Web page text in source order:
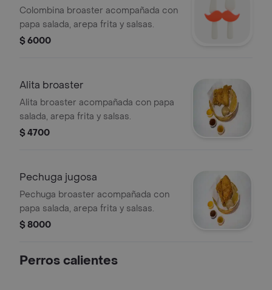
Colombina broaster acompañada con
papa salada, arepa frita y salsas.
$ 6000
Alita broaster
Alita broaster acompañada con papa
salada, arepa frita y salsas.
$ 4700
Pechuga jugosa
Pechuga broaster acompañada con
papa salada, arepa frita y salsas.
$ 8000
Perros calientes